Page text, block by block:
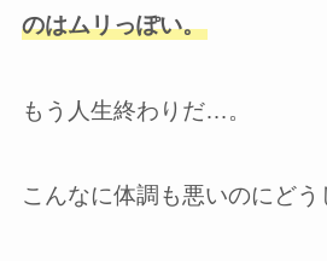
のはムリっぽい。
もう人生終わりだ…。
こんなに体調も悪いのにどう